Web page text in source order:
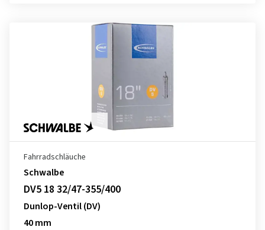
Fahrradschläuche
Schwalbe
DV5 18 32/47-355/400
Dunlop-Ventil (DV)
40 mm